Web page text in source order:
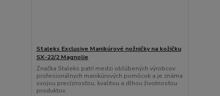
Staleks Exclusive Manikúrové nožničky na kožičku
SX-22/2 Magnolie
Značka Staleks patrí medzi obľúbených výrobcov
profesionálnych manikúrových pomôcok a je známa
svojou precíznosťou, kvalitou a dlhou životnosťou
produktov.